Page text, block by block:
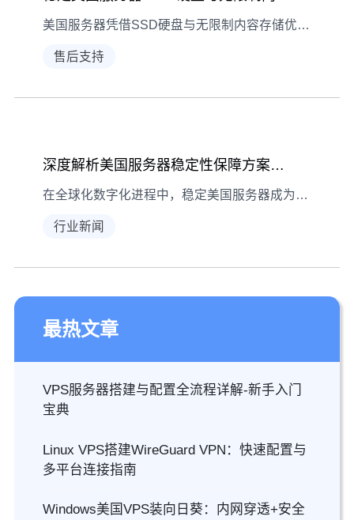
美国服务器凭借SSD硬盘与无限制内容存储优势，为全球业务提供稳定高效的解决方案
售后支持
深度解析美国服务器稳定性保障方案和涵盖硬件选型
在全球化数字化进程中，稳定美国服务器成为企业拓展海外市场的关键基础设施。本文深度解析服务器稳定性保障方案，涵盖硬件选型、网络优化、安全防护等核心要素，为需要跨洋数据服务的企业提供完整技术路线图。 稳定美国服务器,最稳定的美国服务器租用 服务器硬件配置与稳定性的直接关联 构建稳定美国服务器的核心始于硬件基础配置。企业级服务器必须选用支持热插拔技术的冗余电源系统
行业新闻
最热文章
VPS服务器搭建与配置全流程详解-新手入门
宝典
Linux VPS搭建WireGuard VPN：快速配置与
多平台连接指南
Windows美国VPS装向日葵：内网穿透+安全